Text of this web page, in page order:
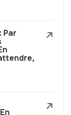
Par